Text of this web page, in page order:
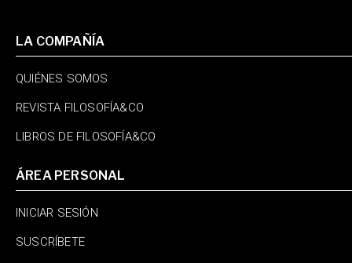
LA COMPAÑÍA
QUIÉNES SOMOS
REVISTA FILOSOFÍA&CO
LIBROS DE FILOSOFÍA&CO
ÁREA PERSONAL
INICIAR SESIÓN
SUSCRÍBETE